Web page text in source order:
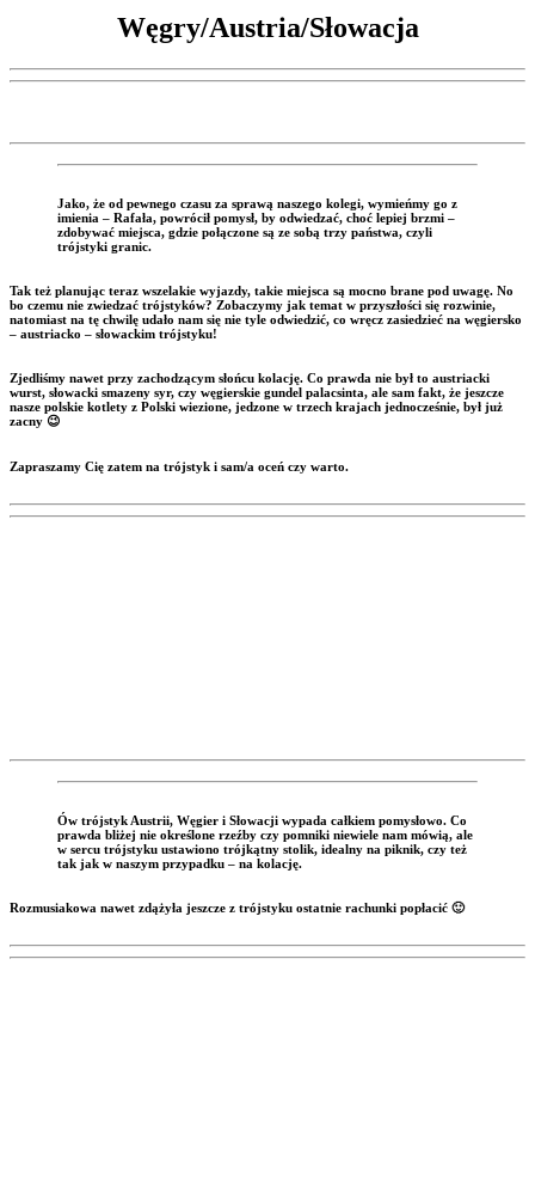
Węgry/Austria/Słowacja
Jako, że od pewnego czasu za sprawą naszego kolegi, wymieńmy go z
imienia – Rafała, powrócił pomysł, by odwiedzać, choć lepiej brzmi –
zdobywać miejsca, gdzie połączone są ze sobą trzy państwa, czyli
trójstyki granic.
Tak też planując teraz wszelakie wyjazdy, takie miejsca są mocno brane pod uwagę. No
bo czemu nie zwiedzać trójstyków? Zobaczymy jak temat w przyszłości się rozwinie,
natomiast na tę chwilę udało nam się nie tyle odwiedzić, co wręcz zasiedzieć na węgiersko
– austriacko – słowackim trójstyku!
Zjedliśmy nawet przy zachodzącym słońcu kolację. Co prawda nie był to austriacki
wurst, słowacki smazeny syr, czy węgierskie gundel palacsinta, ale sam fakt, że jeszcze
nasze polskie kotlety z Polski wiezione, jedzone w trzech krajach jednocześnie, był już
zacny 😉
Zapraszamy Cię zatem na trójstyk i sam/a oceń czy warto.
Ów trójstyk Austrii, Węgier i Słowacji wypada całkiem pomysłowo. Co
prawda bliżej nie określone rzeźby czy pomniki niewiele nam mówią, ale
w sercu trójstyku ustawiono trójkątny stolik, idealny na piknik, czy też
tak jak w naszym przypadku – na kolację.
Rozmusiakowa nawet zdążyła jeszcze z trójstyku ostatnie rachunki popłacić 🙂